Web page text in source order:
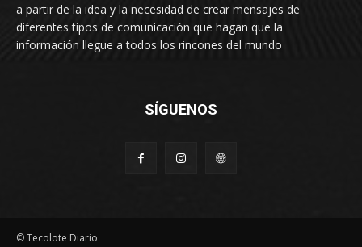
a partir de la idea y la necesidad de crear mensajes de
diferentes tipos de comunicación que hagan que la
información llegue a todos los rincones del mundo
SÍGUENOS
© Tecolote Diario